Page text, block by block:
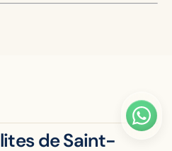
de Saint-